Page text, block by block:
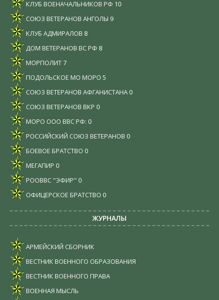
КЛУБ ВОЕНАЧАЛЬНИКОВ РФ 10
СОЮЗ ВЕТЕРАНОВ АНГОЛЫ 9
КЛУБ АДМИРАЛОВ 8
ДОМ ВЕТЕРАНОВ ВС РФ 8
МОРПОЛИТ7
ПОДОЛЬСКОЕ МО МОРО 5
СОЮЗ ВЕТЕРАНОВ АФГАНИСТАНА 0
СОЮЗ ВЕТЕРАНОВ ВКР 0
МОРО ООО ВВС РФ: 0
РОССИЙСКИЙ СОЮЗ ВЕТЕРАНОВ 0
БОЕВОЕ БРАТСТВО 0
МЕГАПИР 0
РООВВС "ЭФИР" 0
ОФИЦЕРСКОЕ БРАТСТВО 0
ЖУРНАЛЫ
АРМЕЙСКИЙ СБОРНИК
ВЕСТНИК ВОЕННОГО ОБРАЗОВАНИЯ
ВЕСТНИК ВОЕННОГО ПРАВА
ВОЕННАЯ МЫСЛЬ